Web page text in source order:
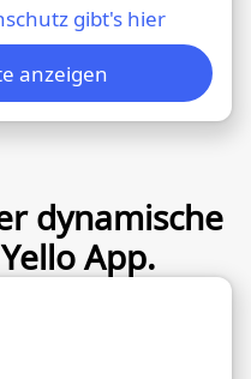
gibt's hier
anzeigen
dynamische
App.